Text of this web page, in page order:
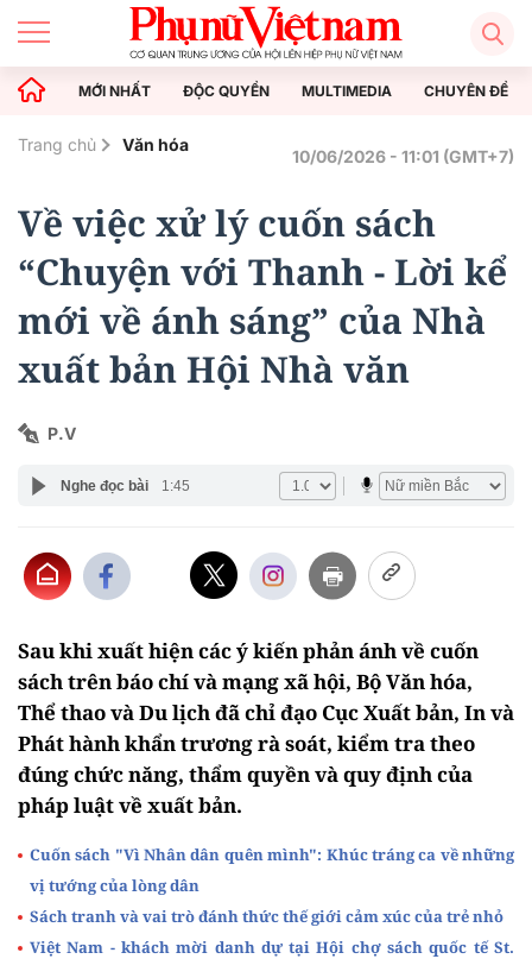
MỚI NHẤT ĐỘC QUYỀN MULTIMEDIA CHUYÊN ĐỀ
Trang chủ Văn hóa
10/06/2026 - 11:01 (GMT+7)
Về việc xử lý cuốn sách
“Chuyện với Thanh - Lời kể
mới về ánh sáng” của Nhà
xuất bản Hội Nhà văn
P.V
Nghe đọc bài 1:45
Sau khi xuất hiện các ý kiến phản ánh về cuốn
sách trên báo chí và mạng xã hội, Bộ Văn hóa,
Thể thao và Du lịch đã chỉ đạo Cục Xuất bản, In và
Phát hành khẩn trương rà soát, kiểm tra theo
đúng chức năng, thẩm quyền và quy định của
pháp luật về xuất bản.
Cuốn sách "Vì Nhân dân quên mình": Khúc tráng ca về những
vị tướng của lòng dân
Sách tranh và vai trò đánh thức thế giới cảm xúc của trẻ nhỏ
Việt Nam - khách mời danh dự tại Hội chợ sách quốc tế St.